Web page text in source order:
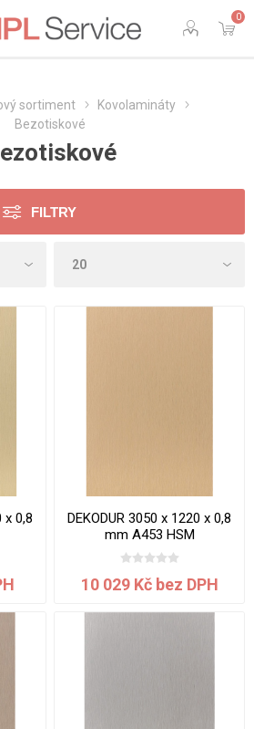
0
sortiment
Kovolamináty
Bezotiskové
FILTRY
x 0,8
DEKODUR 3050 x 1220 x 0,8
mm A453 HSM
10 029 Kč bez DPH